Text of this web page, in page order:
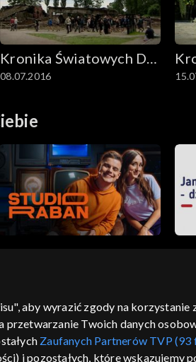
Kronika Światowych Dni
Młodzieży
08.07.2016
prywatności moje zgody
aby wyrazić zgody na
Twoich danych
Zaufanych Partnerów TVP (93
i pozostałych, które wskazujemy